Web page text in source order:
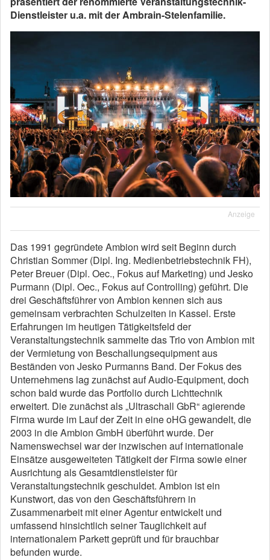
Dienstleister u.a. mit der Ambrain-Stelenfamilie.
Anzeige
Das 1991 gegründete Ambion wird seit Beginn durch
Christian Sommer (Dipl. Ing. Medienbetriebstechnik FH),
Peter Breuer (Dipl. Oec., Fokus auf Marketing) und Jesko
Purmann (Dipl. Oec., Fokus auf Controlling) geführt. Die
drei Geschäftsführer von Ambion kennen sich aus
gemeinsam verbrachten Schulzeiten in Kassel. Erste
Erfahrungen im heutigen Tätigkeitsfeld der
Veranstaltungstechnik sammelte das Trio von Ambion mit
der Vermietung von Beschallungsequipment aus
Beständen von Jesko Purmanns Band. Der Fokus des
Unternehmens lag zunächst auf Audio-Equipment, doch
schon bald wurde das Portfolio durch Lichttechnik
erweitert. Die zunächst als „Ultraschall GbR“ agierende
Firma wurde im Lauf der Zeit in eine oHG gewandelt, die
2003 in die Ambion GmbH überführt wurde. Der
Namenswechsel war der inzwischen auf internationale
Einsätze ausgeweiteten Tätigkeit der Firma sowie einer
Ausrichtung als Gesamtdienstleister für
Veranstaltungstechnik geschuldet. Ambion ist ein
Kunstwort, das von den Geschäftsführern in
Zusammenarbeit mit einer Agentur entwickelt und
umfassend hinsichtlich seiner Tauglichkeit auf
internationalem Parkett geprüft und für brauchbar
befunden wurde.